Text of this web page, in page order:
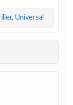
, Universal